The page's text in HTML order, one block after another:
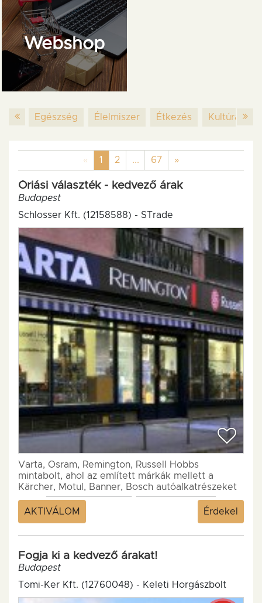
Webshop
Egészség Élelmiszer Étkezés Kultúra
« Previous
1 (current)
2 ... 67 »Next
Óriási választék - kedvező árak
Budapest
Schlosser Kft. (12158588) - STrade
Varta, Osram, Remington, Russell Hobbs
mintabolt, ahol az említett márkák mellett a
Kärcher, Motul, Banner, Bosch autóalkatrészeket
is beszerezheti. A...
AKTIVÁLOM
Érdekel
Fogja ki a kedvező árakat!
Budapest
Tomi-Ker Kft. (12760048) - Keleti Horgászbolt